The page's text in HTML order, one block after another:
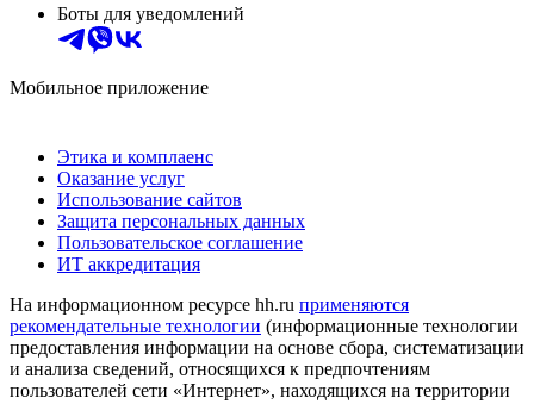
Боты для уведомлений
Мобильное приложение
Этика и комплаенс
Оказание услуг
Использование сайтов
Защита персональных данных
Пользовательское соглашение
ИТ аккредитация
На информационном ресурсе hh.ru применяются
рекомендательные технологии (информационные технологии
предоставления информации на основе сбора, систематизации
и анализа сведений, относящихся к предпочтениям
пользователей сети «Интернет», находящихся на территории